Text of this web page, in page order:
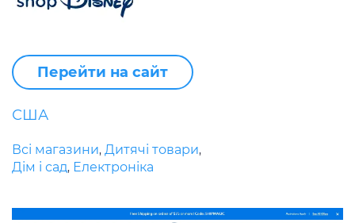
Перейти на сайт
США
Всі магазини, Дитячі товари,
Дім і сад, Електроніка